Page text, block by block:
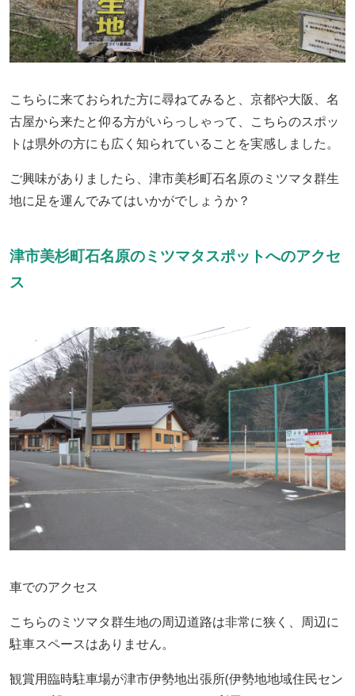
こちらに来ておられた方に尋ねてみると、京都や大阪、名
古屋から来たと仰る方がいらっしゃって、こちらのスポッ
トは県外の方にも広く知られていることを実感しました。
ご興味がありましたら、津市美杉町石名原のミツマタ群生
地に足を運んでみてはいかがでしょうか？
津市美杉町石名原のミツマタスポットへのアクセ
ス
車でのアクセス
こちらのミツマタ群生地の周辺道路は非常に狭く、周辺に
駐車スペースはありません。
観賞用臨時駐車場が津市伊勢地出張所(伊勢地地域住民セン